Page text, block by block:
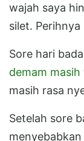
wajah saya
silet.
Sore hari
demam masih
masih rasa
Setelah sore